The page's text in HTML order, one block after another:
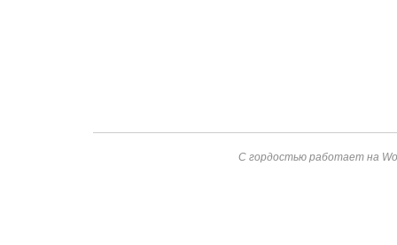
С гордостью работает на